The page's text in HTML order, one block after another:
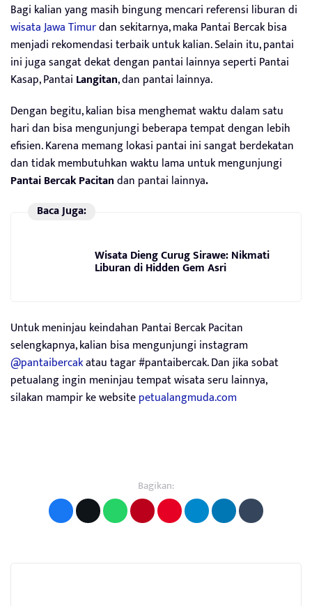
Bagi kalian yang masih bingung mencari referensi liburan di
wisata Jawa Timurdan sekitarnya, maka Pantai Bercak bisa
menjadi rekomendasi terbaik untuk kalian. Selain itu, pantai
ini juga sangat dekat dengan pantai lainnya seperti Pantai
Kasap, Pantai Langitan, dan pantai lainnya.
Dengan begitu, kalian bisa menghemat waktu dalam satu
hari dan bisa mengunjungi beberapa tempat dengan lebih
efisien. Karena memang lokasi pantai ini sangat berdekatan
dan tidak membutuhkan waktu lama untuk mengunjungi
Pantai Bercak Pacitandan pantai lainnya.
Baca Juga:
Wisata Dieng Curug Sirawe: Nikmati
Liburan di Hidden Gem Asri
Untuk meninjau keindahan Pantai Bercak Pacitan
selengkapnya, kalian bisa mengunjungi instagram
@pantaibercakatau tagar #pantaibercak. Dan jika sobat
petualang ingin meninjau tempat wisata seru lainnya,
silakan mampir ke websitepetualangmuda.com
Bagikan: